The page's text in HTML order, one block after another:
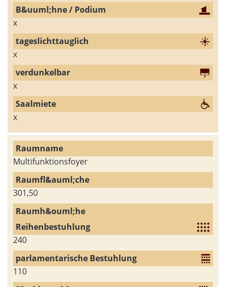
x
x
x
x
Multifunktionsfoyer
301,50
240
110